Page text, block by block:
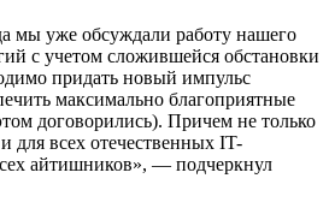
мы уже обсуждали работу нашего
с учетом сложившейся обстановки
придать новый импульс
максимально благоприятные
договорились). Причем не только
для всех отечественных IT-
айтишников», — подчеркнул